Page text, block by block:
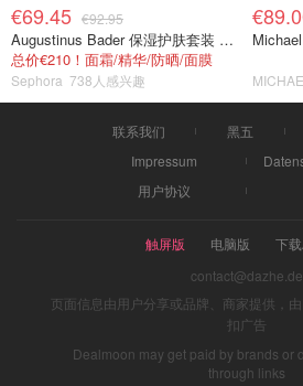
€69.45 €92.95
Augustinus Bader 保湿护肤套装 TFC8®
总价€210！面霜/精华/防晒/面膜
Sephora 738人感兴趣
联系我们 黑五
Impressum
用户协议
触屏版 电脑版
下
contact@dazhe.de
页面信息由用户分享或品牌、商家提供，
扣广告
Dealmoon may get paid by brands or
through links